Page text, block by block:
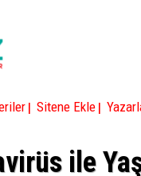
| Sitene Ekle |
ile